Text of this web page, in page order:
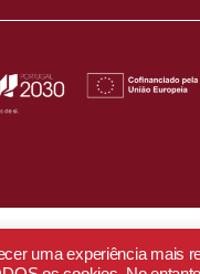
uma experiência mais